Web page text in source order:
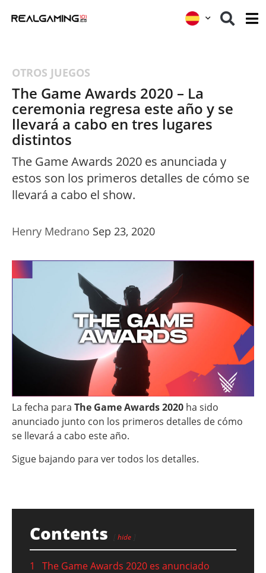
OTROS JUEGOS
The Game Awards 2020 – La
ceremonia regresa este año y se
llevará a cabo en tres lugares
distintos
The Game Awards 2020 es anunciada y
estos son los primeros detalles de cómo se
llevará a cabo el show.
Henry Medrano Sep 23, 2020
La fecha para The Game Awards 2020 ha sido
anunciado junto con los primeros detalles de cómo
se llevará a cabo este año.
Sigue bajando para ver todos los detalles.
Contents hide
1
The Game Awards 2020 es anunciado